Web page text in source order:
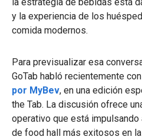
y la experiencia de los
comida modernos.
Para previsualizar esa
GoTab habló recientemente con
por MyBev, en una edición
the Tab. La discusión ofrece
operativo que está
de food hall más exitosos en